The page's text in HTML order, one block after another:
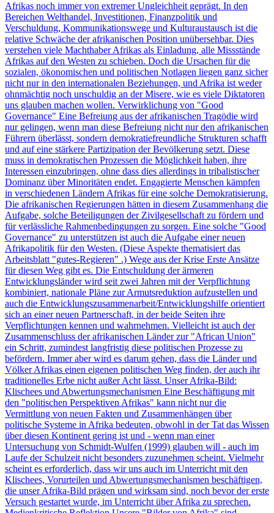
Afrikas noch immer von extremer Ungleichheit geprägt. In den
Bereichen Welthandel, Investitionen, Finanzpolitik und
Verschuldung, Kommunikationswege und Kulturaustausch ist die
relative Schwäche der afrikanischen Position unübersehbar. Dies
verstehen viele Machthaber Afrikas als Einladung, alle Missstände
Afrikas auf den Westen zu schieben. Doch die Ursachen für die
sozialen, ökonomischen und politischen Notlagen liegen ganz sicher
nicht nur in den internationalen Beziehungen, und Afrika ist weder
ohnmächtig noch unschuldig an der Misere, wie es viele Diktatoren
uns glauben machen wollen. Verwirklichung von "Good
Governance" Eine Befreiung aus der afrikanischen Tragödie wird
nur gelingen, wenn man diese Befreiung nicht nur den afrikanischen
Führern überlässt, sondern demokratiefreundliche Strukturen schafft
und auf eine stärkere Partizipation der Bevölkerung setzt. Diese
muss in demokratischen Prozessen die Möglichkeit haben, ihre
Interessen einzubringen, ohne dass dies allerdings in tribalistischer
Dominanz über Minoritäten endet. Engagierte Menschen kämpfen
in verschiedenen Ländern Afrikas für eine solche Demokratisierung.
Die afrikanischen Regierungen hätten in diesem Zusammenhang die
Aufgabe, solche Beteiligungen der Zivilgesellschaft zu fördern und
für verlässliche Rahmenbedingungen zu sorgen. Eine solche "Good
Governance" zu unterstützen ist auch die Aufgabe einer neuen
Afrikapolitik für den Westen. (Diese Aspekte thematisiert das
Arbeitsblatt "gutes-Regieren" .) Wege aus der Krise Erste Ansätze
für diesen Weg gibt es. Die Entschuldung der ärmeren
Entwicklungsländer wird seit zwei Jahren mit der Verpflichtung
kombiniert, nationale Pläne zur Armutsreduktion aufzustellen und
auch die Entwicklungszusammenarbeit/Entwicklungshilfe orientiert
sich an einer neuen Partnerschaft, in der beide Seiten ihre
Verpflichtungen kennen und wahrnehmen. Vielleicht ist auch der
Zusammenschluss der afrikanischen Länder zur "African Union"
ein Schritt, zumindest langfristig diese politischen Prozesse zu
befördern. Immer aber wird es darum gehen, dass die Länder und
Völker Afrikas einen eigenen politischen Weg finden, der auch ihr
traditionelles Erbe nicht außer Acht lässt. Unser Afrika-Bild:
Klischees und Abwertungsmechanismen Eine Beschäftigung mit
den "politischen Perspektiven Afrikas" kann nicht nur die
Vermittlung von neuen Fakten und Zusammenhängen über
politische Systeme in Afrika bedeuten, obwohl in der Tat das Wissen
über diesen Kontinent gering ist und - wenn man einer
Untersuchung von Schmidt-Wulfen (1999) glauben will - auch im
Laufe der Schulzeit nicht besonders zuzunehmen scheint. Vielmehr
scheint es erforderlich, dass wir uns auch im Unterricht mit den
Klischees, Vorurteilen und Abwertungsmechanismen beschäftigen,
die unser Afrika-Bild prägen und wirksam sind, noch bevor der erste
Versuch gestartet wurde, im Unterricht über Afrika zu sprechen.